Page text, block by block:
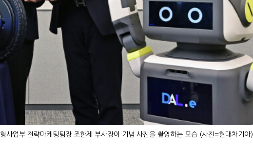
사업부 전략마케팅팀장 조한제 부사장이 기념 사진을 촬영하는 모습 (사진=현대차기아)